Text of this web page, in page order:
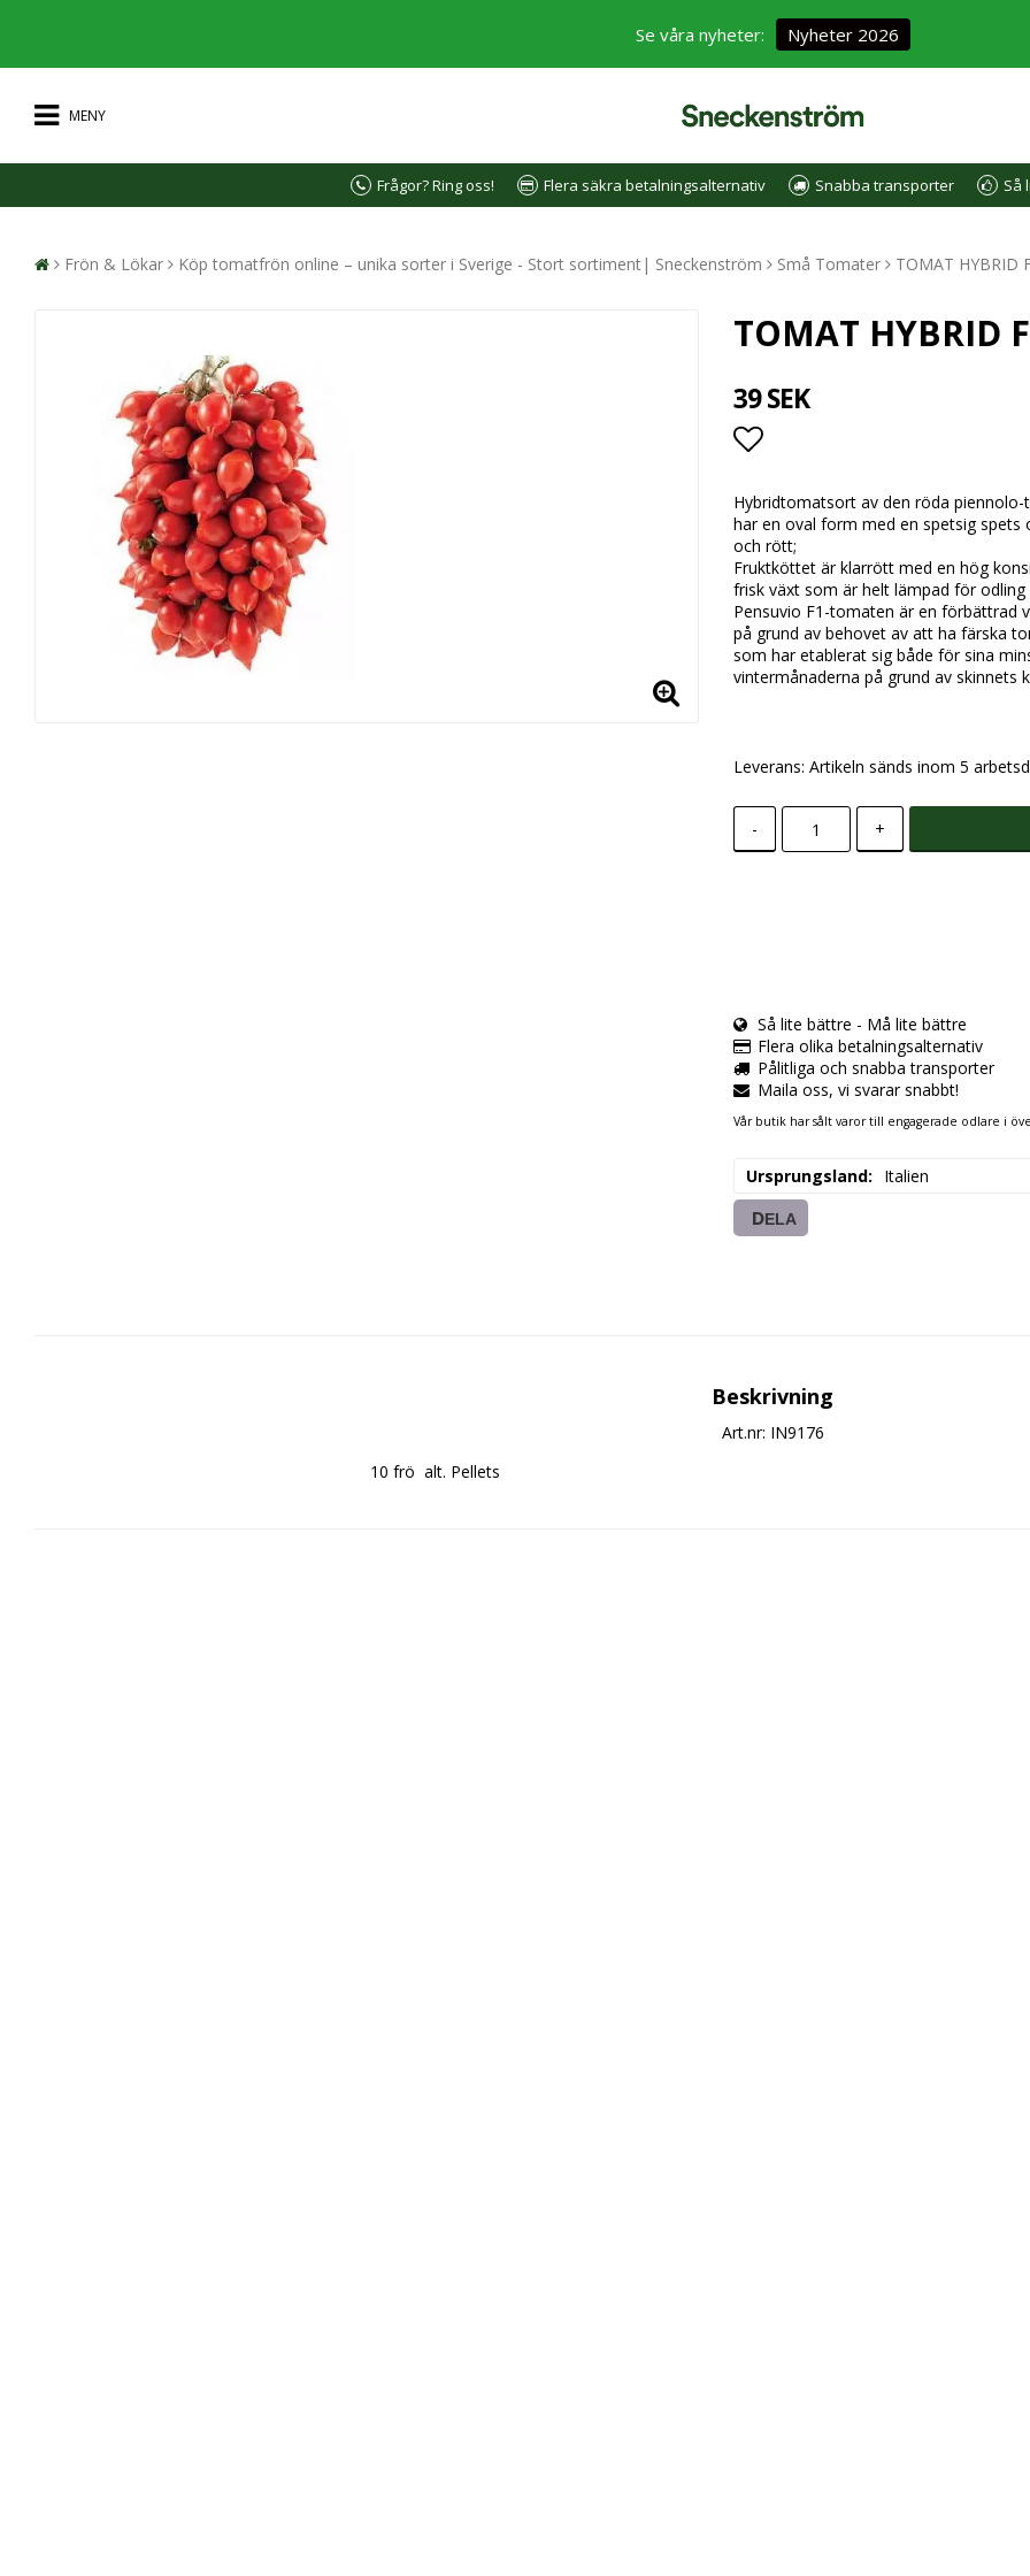
Se våra nyheter: Nyheter 2026
MENY
Frågor? Ring oss! Flera säkra betalningsalternativ Snabba transporter Så
Frön & Lökar Köp tomatfrön online – unika sorter i Sverige - Stort sortiment| Sneckenström Små Tomater TOMAT HYBRID
TOMAT HYBRID
39 SEK
Lägg till i favoritlistan
Hybridtomatsort av den röda
har en oval form med en spetsig spets
och rött;
Fruktköttet är klarrött med en hög
frisk växt som är helt lämpad för odling
Pensuvio F1-tomaten är en förbättrad
på grund av behovet av att ha färska
som har etablerat sig både för sina
vintermånaderna på grund av skinnets
Leverans: Artikeln sänds inom 5
- +
Så lite bättre - Må lite bättre
Flera olika betalningsalternativ
Pålitliga och snabba transporter
Maila oss, vi svarar snabbt!
Vår butik har sålt varor till engagerade odlare i
Ursprungsland Italien
DELA
Beskrivning
Art.nr: IN9176
10 frö  alt. Pellets